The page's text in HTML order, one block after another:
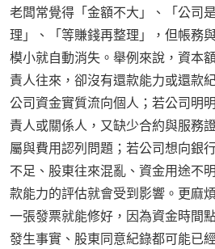
老闆常覺得「金額不大」、「公司
理」、「等賺錢再整理」，但帳務
模小就自動消失。舉例來說，資本
責人往來，卻沒有還款能力或還款
公司資金實質流向個人；若公司明
責人或關係人，又缺少合約與服務
屬與費用認列問題；若公司想向銀
不足、股東往來混亂、資金用途不
款能力的評估就會受到影響。更麻
一張發票就能修好，因為資金時間
發生事實、股東同意紀錄都可能已